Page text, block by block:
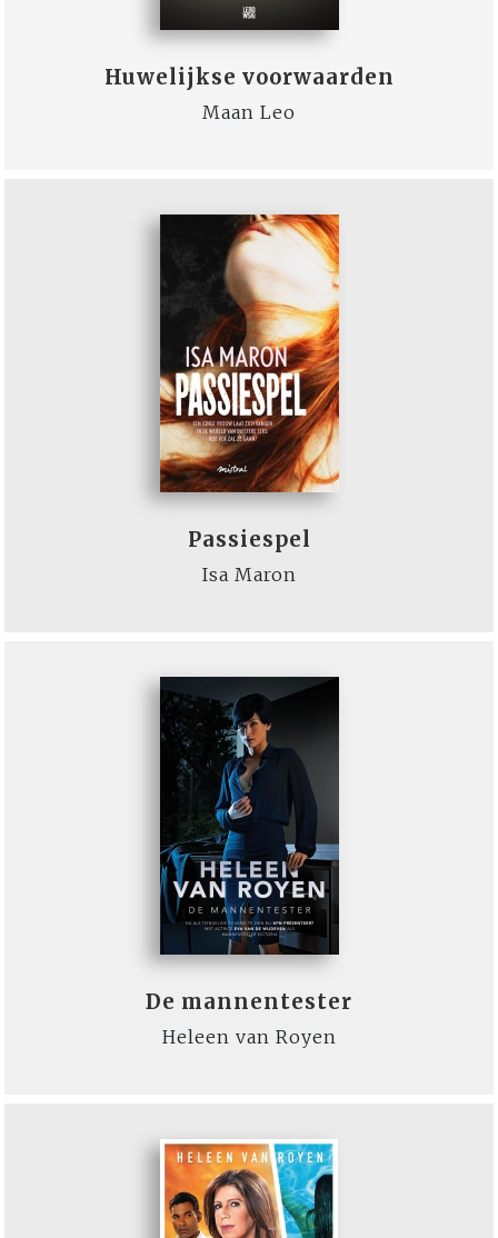
Huwelijkse voorwaarden
Maan Leo
Passiespel
Isa Maron
De mannentester
Heleen van Royen